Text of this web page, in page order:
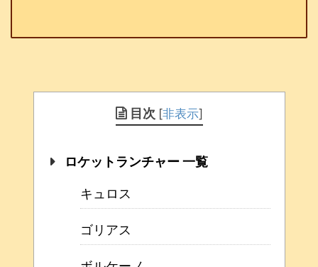
目次 [非表示]
ロケットランチャー 一覧
キュロス
ゴリアス